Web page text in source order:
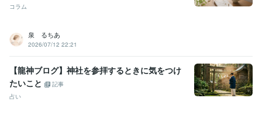
コラム
泉 るちあ
2026/07/12 22:21
【龍神ブログ】神社を参拝するときに気をつけ
たいこと
記事
占い